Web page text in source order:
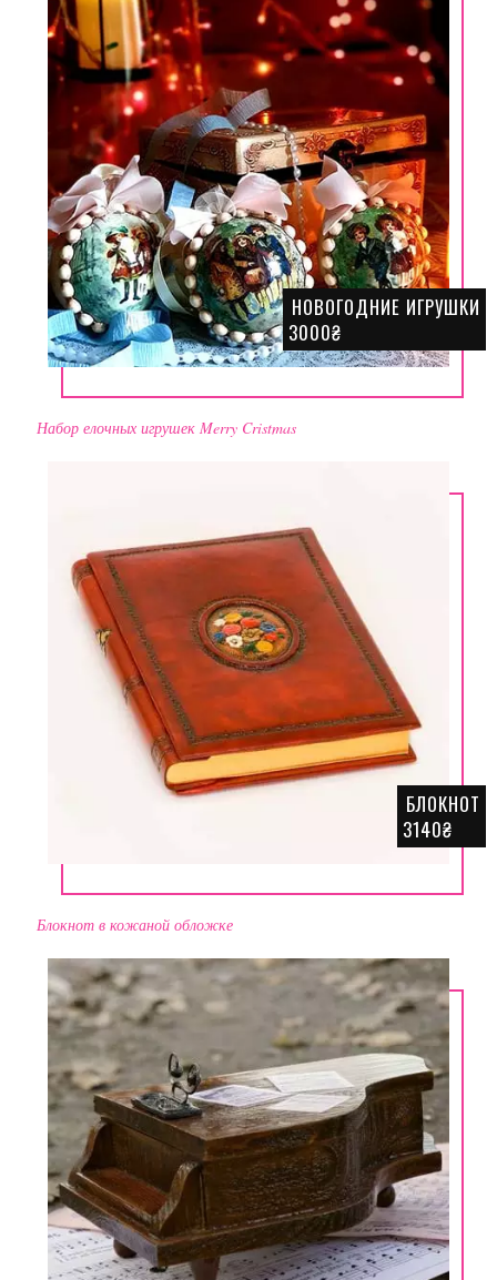
НОВОГОДНИЕ ИГРУШКИ
3000₴
Набор елочных игрушек Merry Cristmas
БЛОКНОТ
3140₴
Блокнот в кожаной обложке